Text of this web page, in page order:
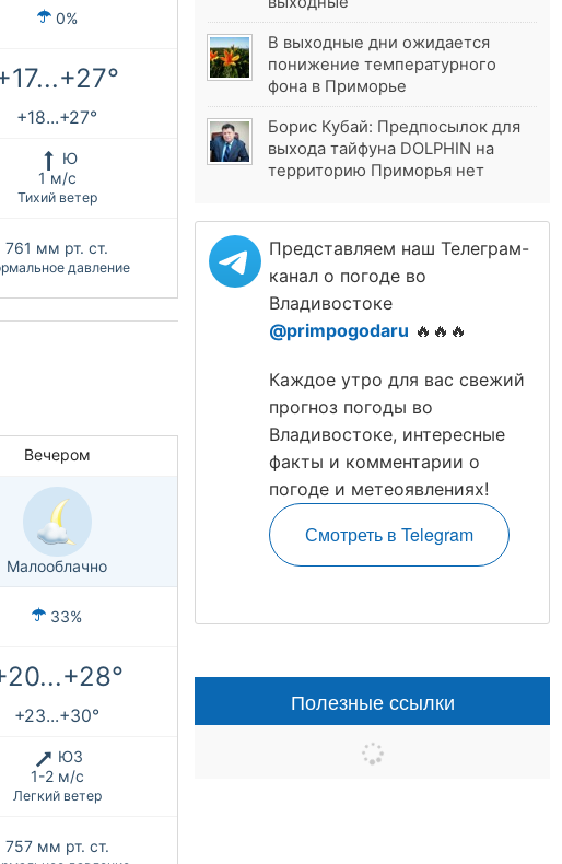
0%
+18...+27°
Ю
1 м/с
Тихий ветер
761 мм рт. ст.
давление
Вечером
Малооблачно
33%
+23...+30°
ЮЗ
1-2 м/с
Легкий ветер
757 мм рт. ст.
В выходные дни ожидается
понижение температурного
фона в Приморье
Борис Кубай: Предпосылок для
выхода тайфуна DOLPHIN на
территорию Приморья нет
Представляем наш Телеграм-
канал о погоде во
Владивостоке
@primpogodaru 🔥🔥🔥
Каждое утро для вас свежий
прогноз погоды во
Владивостоке, интересные
факты и комментарии о
погоде и метеоявлениях!
Смотреть в Telegram
Полезные ссылки